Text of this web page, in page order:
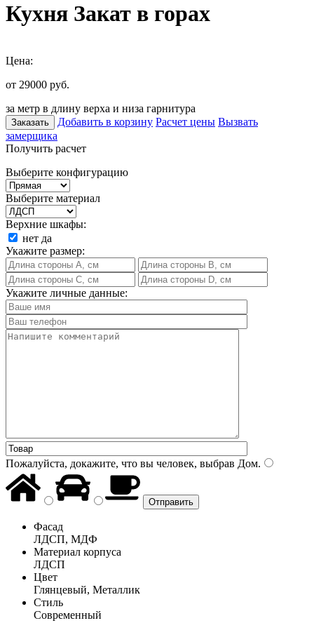
Кухня Закат в горах
Цена:
от 29000 руб.
за метр в длину верха и низа гарнитура
Заказать Добавить в корзину Расчет цены Вызвать
замерщика
Получить расчет
Выберите конфигурацию
Выберите материал
Верхние шкафы:
нет да
Укажите размер:
Укажите личные данные:
Пожалуйста, докажите, что вы человек, выбрав Дом.
Фасад
ЛДСП, МДФ
Материал корпуса
ЛДСП
Цвет
Глянцевый, Металлик
Стиль
Современный